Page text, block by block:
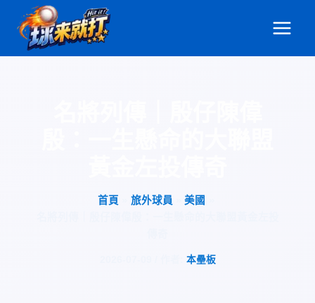
首頁 旅外球員
美國
本壘板